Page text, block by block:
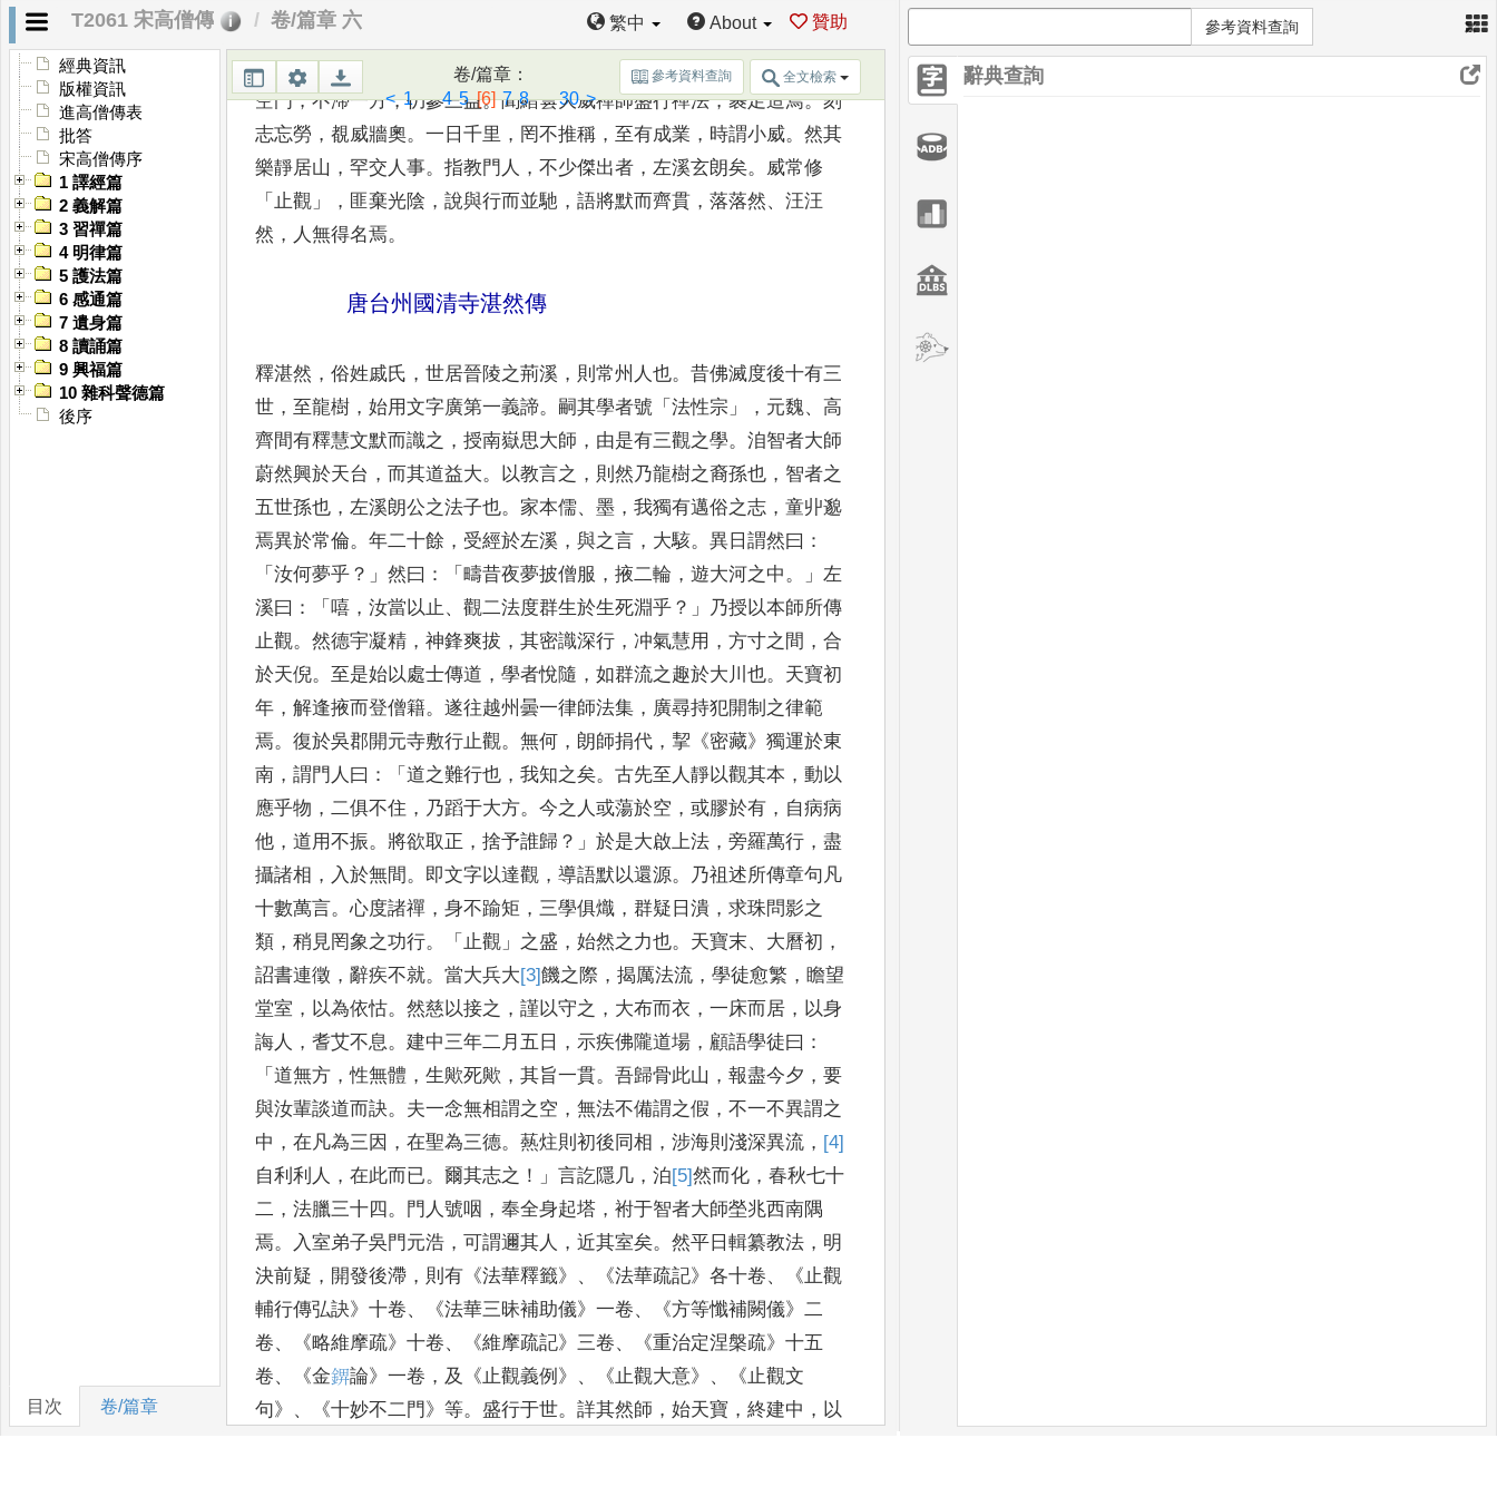
T2061 宋高僧傳 卷/篇章 六 繁中 About 贊助
經典資訊
版權資訊
進高僧傳表
批答
宋高僧傳序
1 譯經篇
2 義解篇
3 習禪篇
4 明律篇
5 護法篇
6 感通篇
7 遺身篇
8 讀誦篇
9 興福篇
10 雜科聲德篇
後序
目次 卷/篇章
卷/篇章：
< 1...4 5 [6] 7 8...30 >
參考資料查詢 全文檢索
後以法眼付授慧威焉
徐陵後身，其利智雄才 ，斷可知矣 。又
釋慧威，姓留氏 東陽人也。[2] 露其舊習，抉開愛網，徑入
空門，不滯一方，仍參三益。聞縉雲大威禪師盛行禪法，裹足造焉。刻
志忘勞 ， 覩威牆奧。 一日千里 ， 罔不推稱 ， 至有成業 ， 時謂小威。 然其
樂靜居山 ， 罕交 人事。 指教門人 ， 不少傑出者 ， 左溪玄朗矣。 威常修
「 止觀 」， 匪棄光陰 ， 說與行而並馳 ， 語將默而齊貫 ， 落落然、 汪汪
然 ， 人無得名焉。
唐台州國清寺湛然傳
釋湛然 ， 俗姓戚氏 ， 世居晉陵之荊溪 ， 則常州 人也。 昔佛滅度後十有三
世 ， 至龍樹 ， 始用文字廣第一義諦。 嗣其學者號 「 法性宗 」， 元魏、 高
齊間有釋慧文默而識之 ， 授南嶽思大師 ， 由是有三觀之學。 洎智者大師
蔚然興於天台 ， 而其道益大。 以教言之 ， 則然乃龍樹之裔孫也 ， 智者之
五世孫也 ， 左溪朗公之法子也。 家本儒、 墨 ， 我獨有邁俗之志 ， 童丱邈
焉異於常倫。 年二十餘 ， 受經於左溪 ， 與之言 ， 大駭。 異日謂然曰 ：
「 汝何夢乎 ？」 然曰 ：「 疇昔夜夢披僧服 ， 掖二輪 ， 遊大河之中。」 左
溪曰 ：「 嘻 ， 汝當以止、 觀二法度群生於生死淵乎 ？」
乃授以本師所傳
止觀。 然德宇凝精 ， 神鋒爽拔 ， 其密識深行 ， 冲氣慧用 ， 方寸之間 ， 合
於天倪。 至是始以處士傳道 ， 學者悅隨 ， 如群流之趣於大川也。 天寶初
年 ， 解逢掖而登僧籍。 遂往越州曇一律師法集 ， 廣尋持犯開制之律範
焉。 復於吳郡開元寺敷行止觀。 無何 ， 朗師捐代 ， 挈 《密藏》 獨運於東
南 ， 謂門 人曰 ：「 道之難行也 ， 我知之矣。 古先至人靜以觀其本 ， 動以
應乎物 ， 二俱不住 ， 乃蹈于大方。 今之人或蕩於空 ， 或膠於有 ， 自病病
他 ， 道用不振。 將欲取正 ， 捨予誰歸 ？」 於是大啟上法 ， 旁羅萬行 ， 盡
攝諸相 ， 入於無間。 即文字以達觀 ， 導語默以還源。 乃祖述所傳章句凡
十數萬言。 心度諸禪 ， 身不踰矩 ， 三學俱熾 ， 群疑日潰 ， 求珠問影之
類 ， 稍 見罔象之功行。「 止觀 」 之盛 ， 始然之力也。 天寶末、 大曆初 ，
詔書連徵 ， 辭疾不就。 當大兵大[3]饑之際 ， 揭厲法流 ， 學徒愈繁 ， 瞻望
堂室 ， 以為依怙。 然慈以接之 ， 謹以守之 ， 大布而衣 ， 一床而居 ， 以身
誨人 ， 耆艾不息。 建中三年二月五日 ， 示疾佛隴道場 ， 顧語學徒曰 ：
「 道無方 ，性無體 ， 生歟死歟 ， 其旨一貫。 吾歸骨此山 ， 報盡今夕 ， 要
與汝輩談道而訣。 夫一念無相謂之空 ， 無法不備謂之假 ， 不一不異謂之
中 ， 在凡為三因 ， 在聖為三德。 爇炷則初後同相 ， 涉海則淺深異流 ， [4]
自利利人 ， 在此而已。 爾其志之 ！」 言訖隱几 ， 泊[5]然而化 ， 春秋七十
二 ， 法臘三十四。 門人號咽 ， 奉全身起塔 ， 袝于智者大師塋兆西南隅
焉。 入室弟子吳門元浩 ， 可謂邇其人 ， 近其室矣。 然平日輯纂教法 ， 明
決前疑 ， 開發後滯 ， 則有 《法華釋籤》、《法華疏記》 各十卷、《止觀
輔行傳弘訣》 十卷、《法華三昧補助儀》 一卷、《方等懺補闕儀》 二
卷、《略維摩疏》 十卷、《維摩疏記》 三卷、《重治定涅槃疏》 十五
卷、《金𰼺論》 一卷 ， 及 《止觀義例 》、 《止觀大意》、《止觀文
句》、《十妙不二門》 等。 盛行于世。 詳其然師 ， 始天寶 ， 終建中 ， 以
×
參考資料查詢
辭典查詢